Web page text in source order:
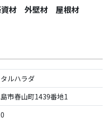
資材 外壁材 屋根材
ルハラダ
市春山町1439番地1